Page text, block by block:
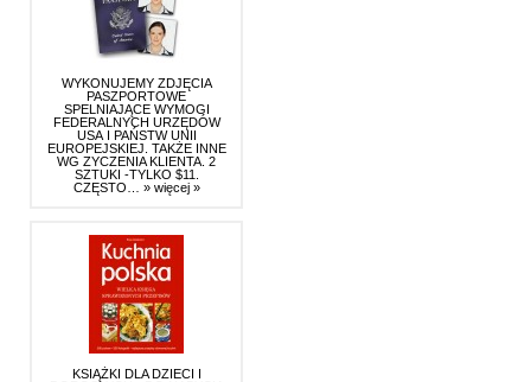
WYKONUJEMY ZDJĘCIA
PASZPORTOWE
SPELNIAJĄCE WYMOGI
FEDERALNYCH URZĘDÓW
USA I PAŃSTW UNII
EUROPEJSKIEJ. TAKŻE INNE
WG ZYCZENIA KLIENTA. 2
SZTUKI -TYLKO $11.
CZĘSTO… » więcej »
KSIĄŻKI DLA DZIECI I